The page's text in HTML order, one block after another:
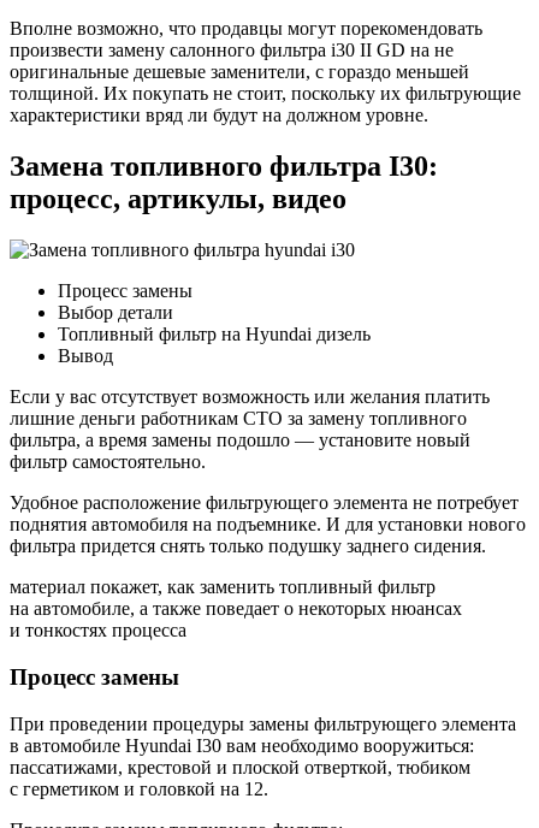
Вполне возможно, что продавцы могут порекомендовать
произвести замену салонного фильтра i30 II GD на не
оригинальные дешевые заменители, с гораздо меньшей
толщиной. Их покупать не стоит, поскольку их фильтрующие
характеристики вряд ли будут на должном уровне.
Замена топливного фильтра I30:
процесс, артикулы, видео
Процесс замены
Выбор детали
Топливный фильтр на Hyundai дизель
Вывод
Если у вас отсутствует возможность или желания платить
лишние деньги работникам СТО за замену топливного
фильтра, а время замены подошло — установите новый
фильтр самостоятельно.
Удобное расположение фильтрующего элемента не потребует
поднятия автомобиля на подъемнике. И для установки нового
фильтра придется снять только подушку заднего сидения.
материал покажет, как заменить топливный фильтр
на автомобиле, а также поведает о некоторых нюансах
и тонкостях процесса
Процесс замены
При проведении процедуры замены фильтрующего элемента
в автомобиле Hyundai I30 вам необходимо вооружиться:
пассатижами, крестовой и плоской отверткой, тюбиком
с герметиком и головкой на 12.